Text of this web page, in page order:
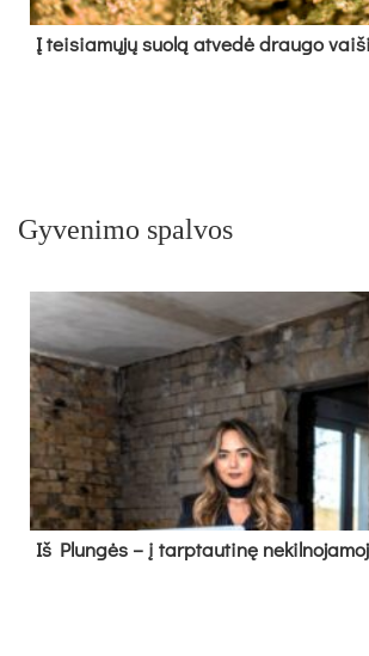
Į tei­sia­mų­jų suo­lą at­ve­dė drau­go
Gyvenimo spalvos
Iš Plungės – į tarptautinę